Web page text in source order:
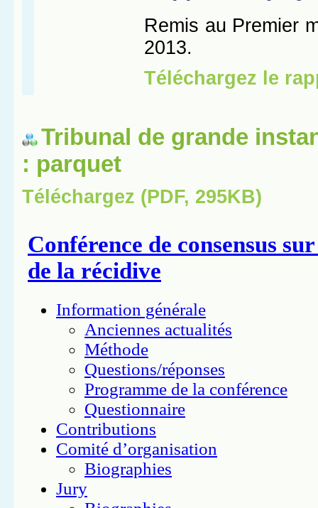
Tribunal de grande
: parquet
Téléchargez (PDF, 295KB)